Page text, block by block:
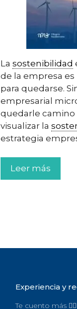
La sostenibilidad
de la empresa
para quedarse.
empresarial
quedarle camino
visualizar la
estrategia
Leer más
Experiencia y
Te cuento más